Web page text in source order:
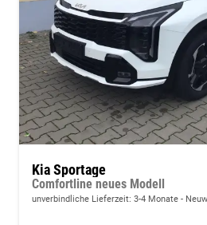
Kia Sportage
Comfortline neues Modell
unverbindliche Lieferzeit: 3-4 Monate